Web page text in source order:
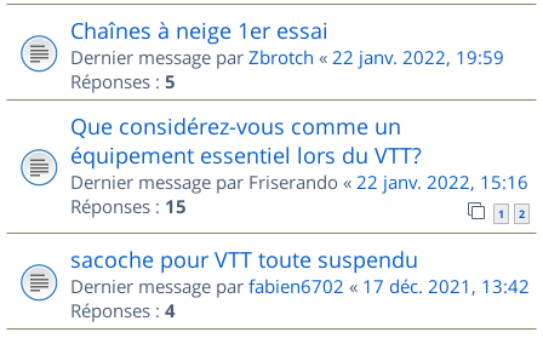
Chaînes à neige 1er essai
Dernier message par Zbrotch « 22 janv. 2022, 19:59
Réponses : 5
Que considérez-vous comme un
équipement essentiel lors du VTT?
Dernier message par Friserando « 22 janv. 2022, 15:16
Réponses : 15 1 2
sacoche pour VTT toute suspendu
Dernier message par fabien6702 « 17 déc. 2021, 13:42
Réponses : 4